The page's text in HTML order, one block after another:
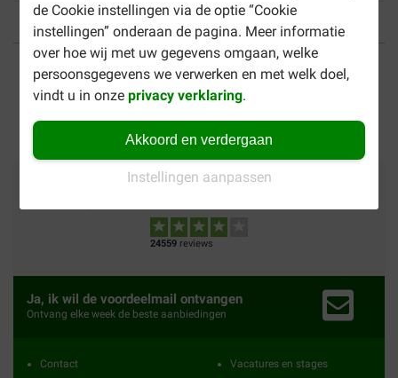
de Cookie instellingen via de optie “Cookie
instellingen” onderaan de pagina. Meer informatie
over hoe wij met uw gegevens omgaan, welke
persoonsgegevens we verwerken en met welk doel,
vindt u in onzeprivacy verklaring.
Akkoord en verdergaan
Instellingen aanpassen
Tot 40% goedkoper Veilig betalen
Gratis bezorging vanaf €
Vertrouwd
24559 reviews
Ja, ik wil de voordeelmail ontvangen
Ontvang elke week de beste aanbiedingen
Contact Vacatures en stages